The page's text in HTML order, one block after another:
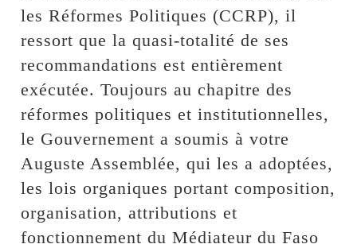
les Réformes Politiques (CCRP), il
ressort que la quasi-totalité de ses
recommandations est entièrement
exécutée. Toujours au chapitre des
réformes politiques et institutionnelles,
le Gouvernement a soumis à votre
Auguste Assemblée, qui les a adoptées,
les lois organiques portant composition,
organisation, attributions et
fonctionnement du Médiateur du Faso